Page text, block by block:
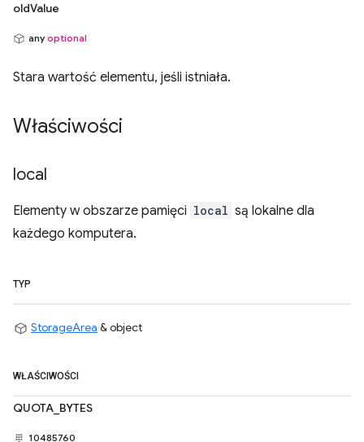
oldValue
anyoptional
Stara wartość elementu, jeśli istniała.
Właściwości
local
Elementy w obszarze pamięci local są lokalne dla
każdego komputera.
TYP
StorageArea & object
WŁAŚCIWOŚCI
QUOTA_BYTES
10485760